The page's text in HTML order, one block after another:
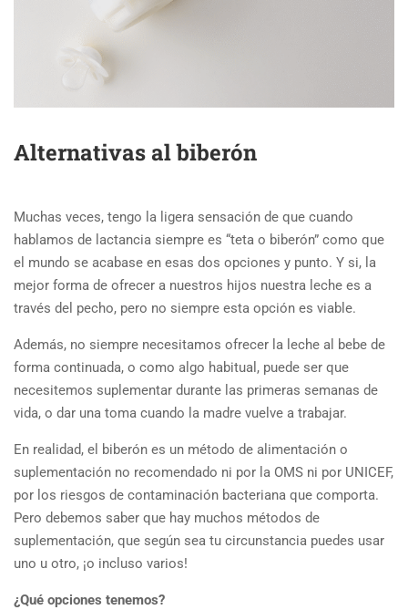
Alternativas al biberón
Muchas veces, tengo la ligera sensación de que cuando
hablamos de lactancia siempre es “teta o biberón” como que
el mundo se acabase en esas dos opciones y punto. Y si, la
mejor forma de ofrecer a nuestros hijos nuestra leche es a
través del pecho, pero no siempre esta opción es viable.
Además, no siempre necesitamos ofrecer la leche al bebe de
forma continuada, o como algo habitual, puede ser que
necesitemos suplementar durante las primeras semanas de
vida, o dar una toma cuando la madre vuelve a trabajar.
En realidad, el biberón es un método de alimentación o
suplementación no recomendado ni por la OMS ni por UNICEF,
por los riesgos de contaminación bacteriana que comporta.
Pero debemos saber que hay muchos métodos de
suplementación, que según sea tu circunstancia puedes usar
uno u otro, ¡o incluso varios!
¿Qué opciones tenemos?